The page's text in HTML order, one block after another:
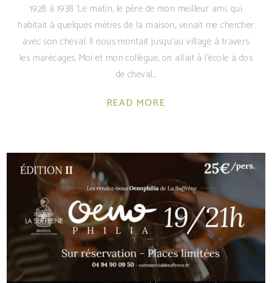
1928 à 1938 ‘Le matin, le père de mon meilleur ami, qui
habitait à quelques mètres de la maison, venait me chercher
avec son cheval. Il nous montait jusqu’au village à travers
les marécages. Moi et mon collègue, on allait à l’école à dos
de cheval.
READ MORE